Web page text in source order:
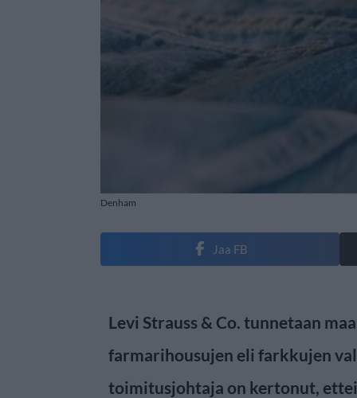
Denham
Jaa FB
Levi Strauss & Co. tunnetaan
farmarihousujen eli farkkujen
toimitusjohtaja on kertonut, ettei